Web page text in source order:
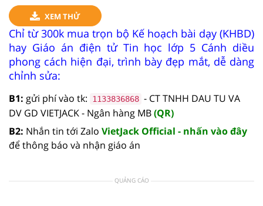
XEM THỬ
Chỉ từ 300k mua trọn bộ Kế hoạch bài dạy (KHBD)
hay Giáo án điện tử Tin học lớp 5 Cánh diều
phong cách hiện đại, trình bày đẹp mắt, dễ dàng
chỉnh sửa:
B1: gửi phí vào tk: 1133836868 - CT TNHH DAU TU VA
DV GD VIETJACK - Ngân hàng MB(QR)
B2: Nhắn tin tới Zalo VietJack Official - nhấn vào đây
để thông báo và nhận giáo án
QUẢNG CÁO